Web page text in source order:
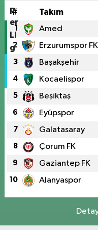
# Takım
1 Amed
2 Erzurumspor FK
3 Başakşehir
4 Kocaelispor
5 Beşiktaş
6 Eyüpspor
7 Galatasaray
8 Çorum FK
9 Gaziantep FK
10 Alanyaspor